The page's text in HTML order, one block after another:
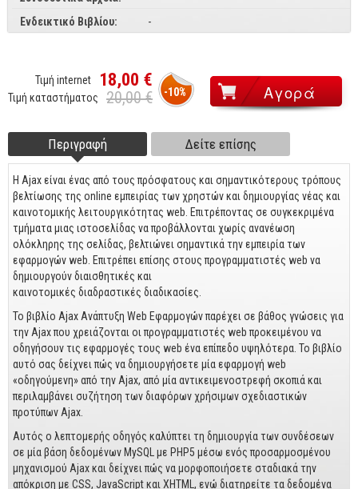
Πολυμέσα - DTP
DTP
Web Design
Προγραμματισμός
Γενικά Θέματα
Business
Προσωπική Βελτίωση
Οικονομικά
Τεχνικά
Πολιτικών Μηχανικών
Αρχιτεκτόνων
Μηχανολόγων
Ιστορικά
Ενδεικτικό Βιβλίου:
-
-10%
Τιμή internet 18,00 €
Τιμή καταστήματος 20,00 €
Footer tabs
Περιγραφή
καρτέλα)
Δείτε επίσης
Η Ajax είναι ένας από τους πρόσφατους και σημαντικότερους τρόπους
βελτίωσης της online εμπειρίας των χρηστών και δημιουργίας νέας και
καινοτομικής λειτουργικότητας web. Επιτρέποντας σε συγκεκριμένα
τμήματα μιας ιστοσελίδας να προβάλλονται χωρίς ανανέωση
ολόκληρης της σελίδας, βελτιώνει σημαντικά την εμπειρία των
εφαρμογών web. Επιτρέπει επίσης στους προγραμματιστές web να
δημιουργούν διαισθητικές και
καινοτομικές διαδραστικές διαδικασίες.
Το βιβλίο Ajax Ανάπτυξη Web Εφαρμογών παρέχει σε βάθος γνώσεις για
την Ajax που χρειάζονται οι προγραμματιστές web προκειμένου να
οδηγήσουν τις εφαρμογές τους web ένα επίπεδο υψηλότερα. Το βιβλίο
αυτό σας δείχνει πώς να δημιουργήσετε μία εφαρμογή web
«οδηγούμενη» από την Ajax, από μία αντικειμενοστρεφή σκοπιά και
περιλαμβάνει συζήτηση των διαφόρων χρήσιμων σχεδιαστικών
προτύπων Ajax.
Αυτός ο λεπτομερής οδηγός καλύπτει τη δημιουργία των συνδέσεων
σε μία βάση δεδομένων MySQL με PHP5 μέσω ενός προσαρμοσμένου
μηχανισμού Ajax και δείχνει πώς να μορφοποιήσετε σταδιακά την
απόκριση με CSS, JavaScript και XHTML, ενώ διατηρείτε τα δεδομένα